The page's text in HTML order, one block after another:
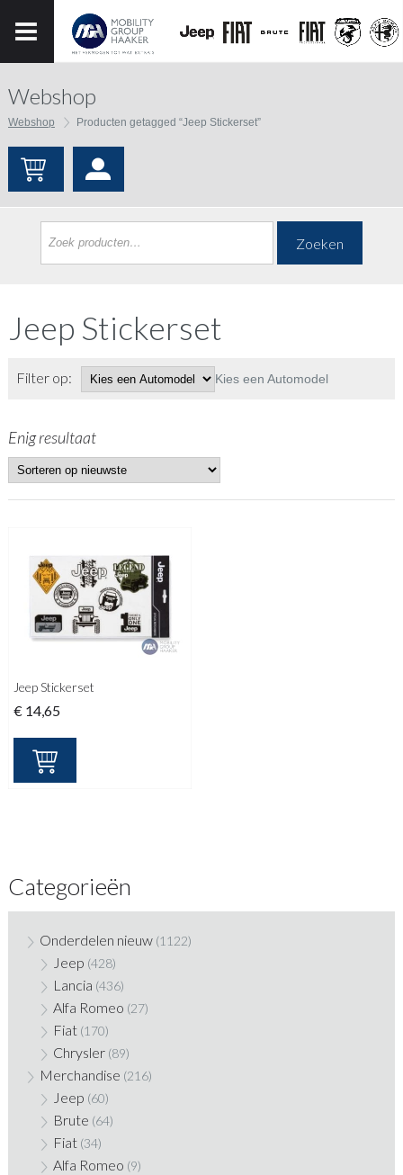
Webshop
Webshop Producten getagged “Jeep Stickerset”
Zoeken
Jeep Stickerset
Filter op: Kies een Automodel
Enig resultaat
Jeep Stickerset
€ 14,65
Categorieën
Onderdelen nieuw (1122)
Jeep (428)
Lancia (436)
Alfa Romeo (27)
Fiat (170)
Chrysler (89)
Merchandise (216)
Jeep (60)
Brute (64)
Fiat (34)
Alfa Romeo (9)